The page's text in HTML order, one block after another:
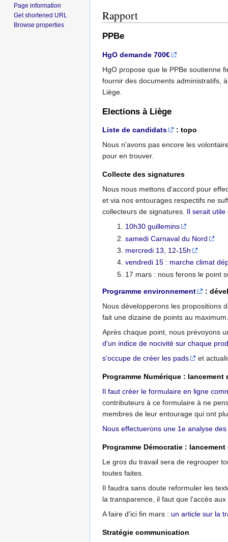
Rapport
PPBe
HgO demande 700€
HgO propose que le PPBe soutienne
fournir des documents administratifs,
Liège.
Elections à Liège
Liste de candidats
: topo
Nous n'avons pas encore les
pour en trouver.
Collecte des signatures
Nous nous mettons d'accord pour
et via nos entourages respectifs ne
collecteurs de signatures. Il serait
10h30 guillemins
samedi Carnaval du Nord
mercredi 13, 12-15h
vendredi 15 : marche climat
17 mars : nous ferons le point
Programme environnement
:
Nous développerons les propositions
fait une dizaine de points au maximum.
Après chaque point, nous prévoyons
d'un indice de nocivité sur chaque
s'occupe de créer les pads
et
Programme Numérique :
Il faut créer le formulaire en ligne
contributeurs à ce formulaire à ne
membres de leur entourage qui ont
Nous effectuerons une 1e analyse
Programme Démocratie :
Le gros du travail sera de regrouper
toutes faites.
Il faudra sans doute reformuler les
la transparence, il faut que l'accès
A faire d'ici fin mars : un article sur la
Stratégie communication
Page information
Get shortened URL
Browse properties